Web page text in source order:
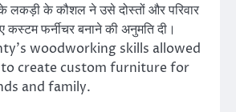
के लकड़ी के कौशल ने उसे दोस्तों और परिवार
कस्टम फर्नीचर बनाने की अनुमति दी।
woodworking skills allowed
create custom furniture for
and family.